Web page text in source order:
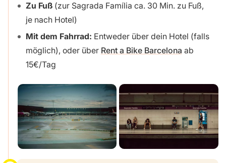
Zu Fuß(zur Sagrada Família ca. 30 Min. zu Fuß,
je nach Hotel)
Mit dem Fahrrad: Entweder über dein Hotel (falls
möglich), oder über Rent a Bike Barcelona ab
15€/Tag